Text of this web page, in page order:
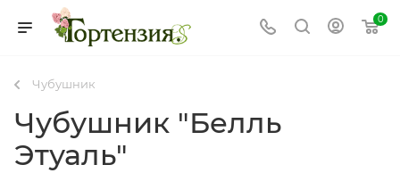
0
Чубушник
Чубушник "Белль
Этуаль"